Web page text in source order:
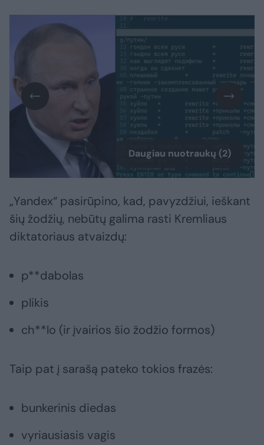
Daugiau nuotraukų (2)
„Yandex“ pasirūpino, kad, pavyzdžiui, ieškant
šių žodžių, nebūtų galima rasti Kremliaus
diktatoriaus atvaizdų:
p**dabolas
plikis
ch**lo (ir įvairios šio žodžio formos)
Taip pat į sarašą pateko tokios frazės:
bunkerinis diedas
vyriausiasis vagis